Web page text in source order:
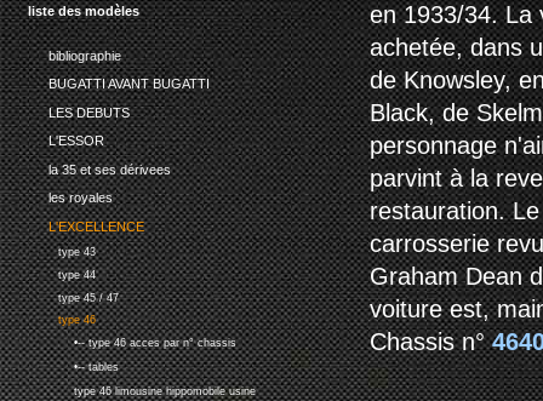
liste des modèles
bibliographie
BUGATTI AVANT BUGATTI
LES DEBUTS
L'ESSOR
la 35 et ses dérivees
les royales
L'EXCELLENCE
type 43
type 44
type 45 / 47
type 46
•-- type 46 acces par n° chassis
•-- tables
type 46 limousine hippomobile usine
en 1933/34. La
achetée, dans
de Knowsley,
Black, de
personnage
parvint à la
restauration.
carrosserie
Graham Dean
voiture est,
Chassis n°